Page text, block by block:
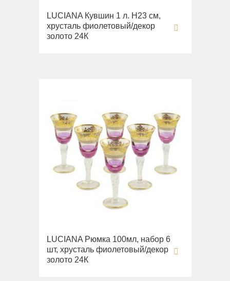
LUCIANA Кувшин 1 л. H23 см,
хрусталь фиолетовый/декор
золото 24К
LUCIANA Рюмка 100мл, набор 6
шт, хрусталь фиолетовый/декор
золото 24К